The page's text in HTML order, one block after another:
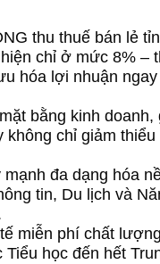
thu thuế bán lẻ
chỉ ở mức 8% –
hóa lợi nhuận
bằng kinh doanh,
chỉ giảm thiểu
đa dạng hóa
tin, Du lịch và
miễn phí chất
học đến hết